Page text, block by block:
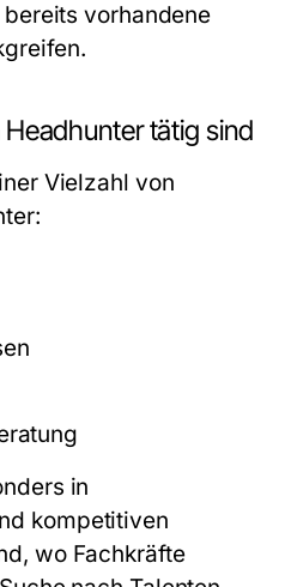
vorhandene
tätig sind
Vielzahl von
in
kompetitiven
wo Fachkräfte